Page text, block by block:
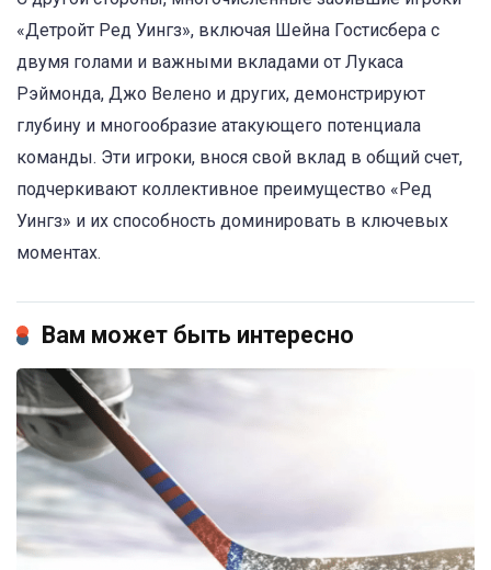
«Детройт Ред Уингз», включая Шейна Гостисбера с
двумя голами и важными вкладами от Лукаса
Рэймонда, Джо Велено и других, демонстрируют
глубину и многообразие атакующего потенциала
команды. Эти игроки, внося свой вклад в общий счет,
подчеркивают коллективное преимущество «Ред
Уингз» и их способность доминировать в ключевых
моментах.
Вам может быть интересно